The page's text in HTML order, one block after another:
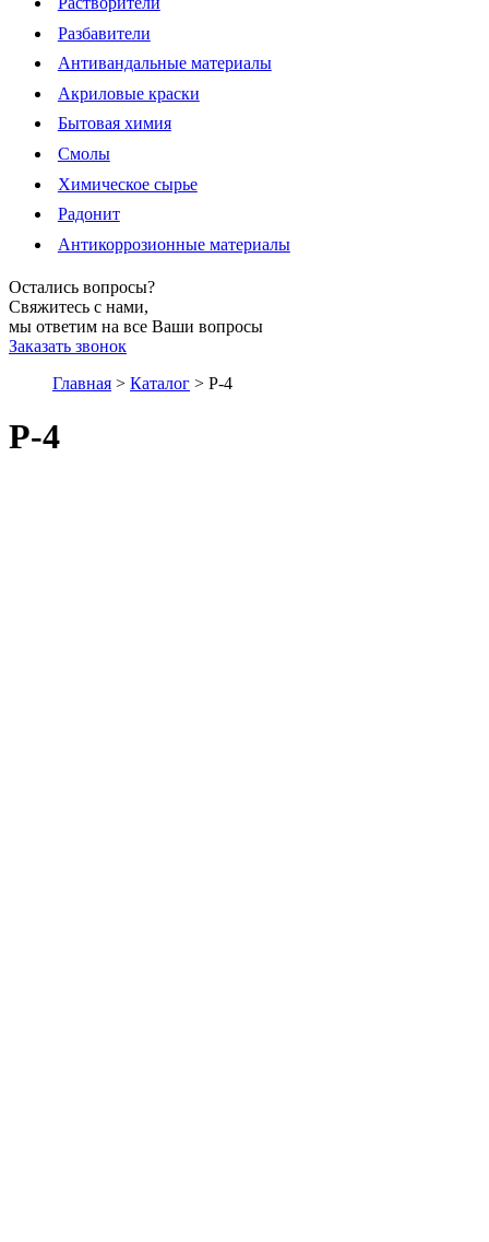
Разбавители
Антивандальные материалы
Акриловые краски
Бытовая химия
Смолы
Химическое сырье
Радонит
Антикоррозионные материалы
Остались вопросы?
Свяжитесь с нами,
мы ответим на все Ваши вопросы
Заказать звонок
Главная > Каталог > Р-4
Р-4